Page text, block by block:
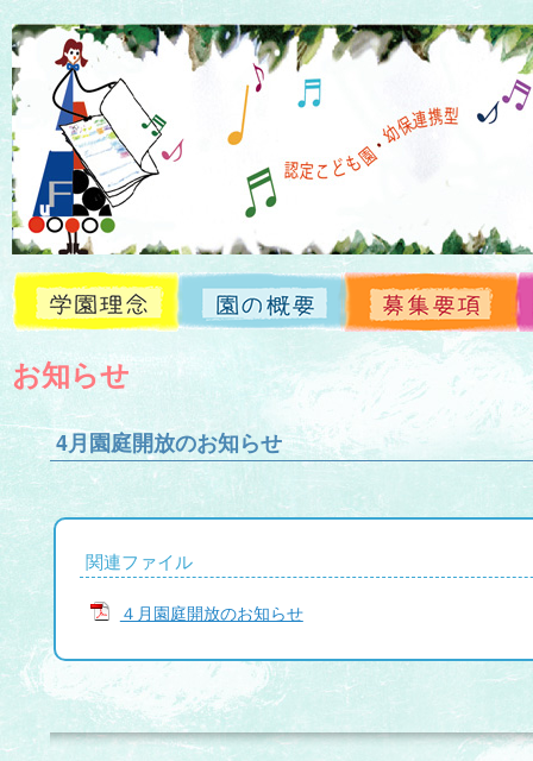
お知らせ
募集要項
お知らせ
4月園庭開放のお知らせ
関連ファイル
４月園庭開放のお知らせ